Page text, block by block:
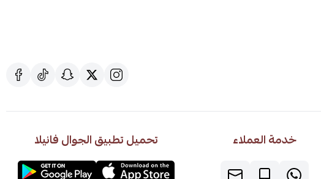
خدمة العملاء تحميل تطبيق الجوال فانيلا